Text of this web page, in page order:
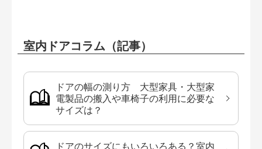
室内ドアコラム（記事）
ドアの幅の測り方 大型家具・大型家
電製品の搬入や車椅子の利用に必要な
サイズは？
ドアのサイズにもいろいろある？室内